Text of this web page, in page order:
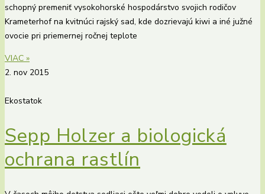
schopný premeniť vysokohorské hospodárstvo svojich rodičov
Krameterhof na kvitnúci rajský sad, kde dozrievajú kiwi a iné južné
ovocie pri priemernej ročnej teplote
VIAC »
2. nov 2015
Ekostatok
Sepp Holzer a biologická
ochrana rastlín